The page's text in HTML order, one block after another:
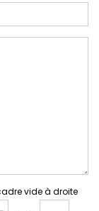
vide à droite